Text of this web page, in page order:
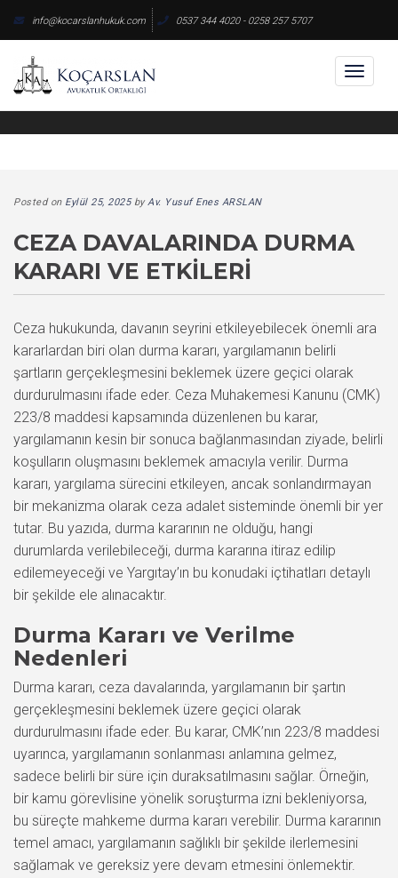
content
info@kocarslanhukuk.com 0537 344 4020 - 0258 257 5707
Posted on Eylül 25, 2025byAv. Yusuf Enes ARSLAN
CEZA DAVALARINDA DURMA
KARARI VE ETKILERI
Ceza hukukunda, davanın seyrini etkileyebilecek önemli ara
kararlardan biri olan durma kararı, yargılamanın belirli
şartların gerçekleşmesini beklemek üzere geçici olarak
durdurulmasını ifade eder. Ceza Muhakemesi Kanunu (CMK)
223/8 maddesi kapsamında düzenlenen bu karar,
yargılamanın kesin bir sonuca bağlanmasından ziyade, belirli
koşulların oluşmasını beklemek amacıyla verilir. Durma
kararı, yargılama sürecini etkileyen, ancak sonlandırmayan
bir mekanizma olarak ceza adalet sisteminde önemli bir yer
tutar. Bu yazıda, durma kararının ne olduğu, hangi
durumlarda verilebileceği, durma kararına itiraz edilip
edilemeyeceği ve Yargıtay’ın bu konudaki içtihatları detaylı
bir şekilde ele alınacaktır.
Durma Kararı ve Verilme
Nedenleri
Durma kararı, ceza davalarında, yargılamanın bir şartın
gerçekleşmesini beklemek üzere geçici olarak
durdurulmasını ifade eder. Bu karar, CMK’nın 223/8 maddesi
uyarınca, yargılamanın sonlanması anlamına gelmez,
sadece belirli bir süre için duraksatılmasını sağlar. Örneğin,
bir kamu görevlisine yönelik soruşturma izni bekleniyorsa,
bu süreçte mahkeme durma kararı verebilir. Durma kararının
temel amacı, yargılamanın sağlıklı bir şekilde ilerlemesini
sağlamak ve gereksiz yere devam etmesini önlemektir.